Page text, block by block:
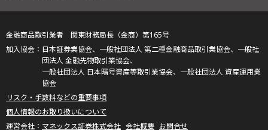
金融商品取引業者 関東財務局長（金商）第165号
日本証券業協会、一般社団法人 第二種金融商品取引業協会、一般社
団法人 金融先物取引業協会、
一般社団法人 日本暗号資産等取引業協会、一般社団法人 資産運用業
協会
リスク・手数料などの重要事項
個人情報のお取り扱いについて
マネックス証券株式会社 会社概要 お問合せ